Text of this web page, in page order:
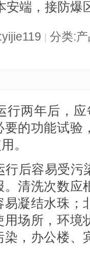
安端，接防爆
分类:
行两年后，
的功能试验
。
行后容易受
。清洗次数应
凝结水珠；
场所，环境
，办公楼、